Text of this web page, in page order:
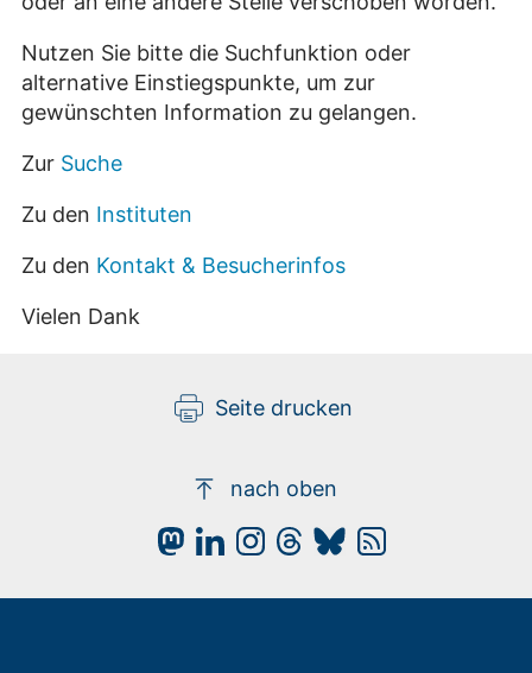
Nutzen Sie bitte die Suchfunktion oder
alternative Einstiegspunkte, um zur
gewünschten Information zu gelangen.
Zur Suche
Zu den Instituten
Zu den Kontakt & Besucherinfos
Vielen Dank
Seite drucken
nach oben